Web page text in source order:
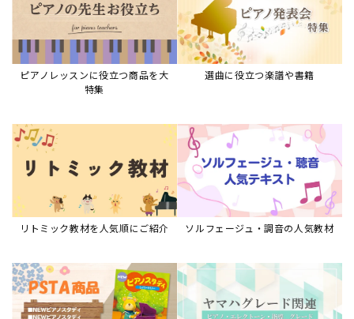
ピアノレッスンに役立つ商品を大
特集
選曲に役立つ楽譜や書籍
リトミック教材を人気順にご紹介 ソルフェージュ・調音の人気教材